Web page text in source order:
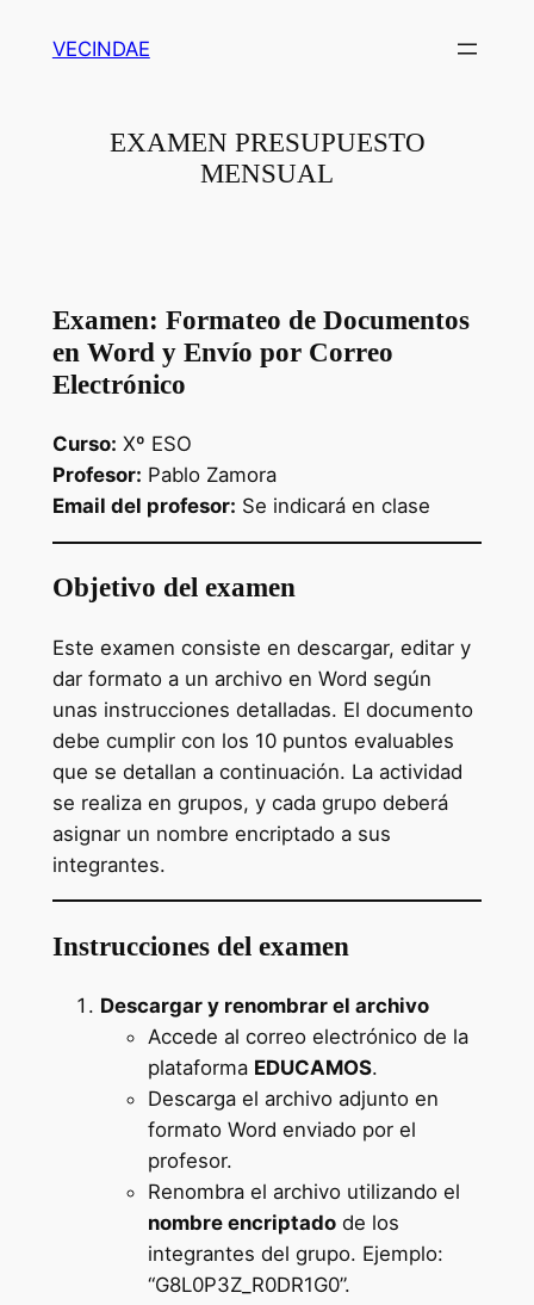
VECINDAE
EXAMEN PRESUPUESTO
MENSUAL
Examen: Formateo de Documentos
en Word y Envío por Correo
Electrónico
Curso: Xº ESO
Profesor: Pablo Zamora
Email del profesor: Se indicará en clase
Objetivo del examen
Este examen consiste en descargar, editar y
dar formato a un archivo en Word según
unas instrucciones detalladas. El documento
debe cumplir con los 10 puntos evaluables
que se detallan a continuación. La actividad
se realiza en grupos, y cada grupo deberá
asignar un nombre encriptado a sus
integrantes.
Instrucciones del examen
Descargar y renombrar el archivo
Accede al correo electrónico de la
plataforma EDUCAMOS.
Descarga el archivo adjunto en
formato Word enviado por el
profesor.
Renombra el archivo utilizando el
nombre encriptadode los
integrantes del grupo. Ejemplo:
“G8L0P3Z_R0DR1G0”.